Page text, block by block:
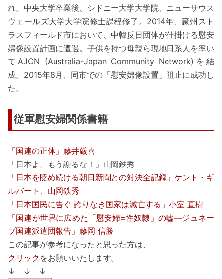
れ。中央大学卒業後、シドニー大学大学院、ニューサウス
ウェールズ大学大学院修士課程修了。2014年、豪州スト
ラスフィールド市において、中韓反日団体が仕掛ける慰安
婦像設置計画に遭遇。子供を持つ母親ら現地日系人を率い
てAJCN (Australia-Japan Community Network)を結
成。2015年8月、同市での「慰安婦像設置」阻止に成功し
た。
従軍慰安婦関係書籍
「国連の正体」藤井厳喜
「日本よ、もう謝るな！」山岡鉄秀
「日本を貶め続ける朝日新聞との対決全記録」ケント・ギ
ルバート、山岡鉄秀
「日本国民に告ぐ 誇りなき国家は滅亡する」小室 直樹
「国連が世界に広めた「慰安婦=性奴隷」の嘘―ジュネー
ブ国連派遣団報告」藤岡 信勝
この記事が参考になったと思った方は、
クリック をお願いいたします。
↓ ↓ ↓